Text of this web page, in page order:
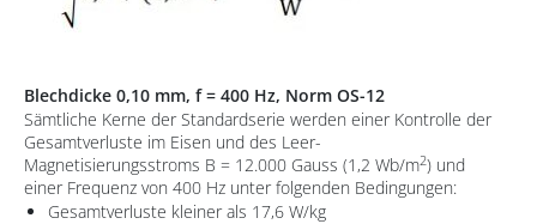
Blechdicke 0,10 mm, f = 400 Hz, Norm OS-12
Sämtliche Kerne der Standardserie werden einer Kontrolle der
Gesamtverluste im Eisen und des Leer-
Magnetisierungsstroms B = 12.000 Gauss (1,2 Wb/m2) und
einer Frequenz von 400 Hz unter folgenden Bedingungen:
Gesamtverluste kleiner als 17,6 W/kg